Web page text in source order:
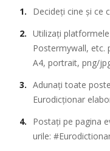
Decideți cine și ce
Utilizați
Postermywall, etc.
A4, portrait, png/
Adunați toate
Eurodicționar
Postați pe pagina
urile: